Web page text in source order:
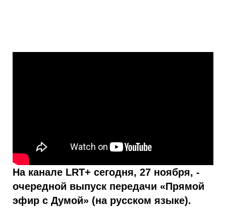
На канале LRT+ сегодня, 27 ноября, -
очередной выпуск передачи «Прямой
эфир с Думой» (на русском языке).